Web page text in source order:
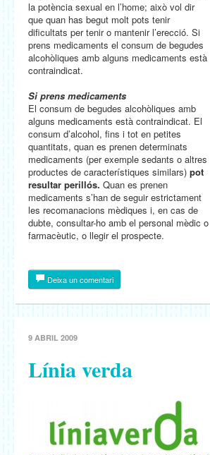
la potència sexual en l’home; això vol dir
que quan has begut molt pots tenir
dificultats per tenir o mantenir l’erecció. Si
prens medicaments el consum de begudes
alcohòliques amb alguns medicaments està
contraindicat.
Si prens medicaments
El consum de begudes alcohòliques amb
alguns medicaments està contraindicat. El
consum d’alcohol, fins i tot en petites
quantitats, quan es prenen determinats
medicaments (per exemple sedants o altres
productes de característiques similars) pot
resultar perillós. Quan es prenen
medicaments s’han de seguir estrictament
les recomanacions mèdiques i, en cas de
dubte, consultar-ho amb el personal mèdic o
farmacèutic, o llegir el prospecte.
Deixa un comentari
9 ABRIL 2009
Línia verda